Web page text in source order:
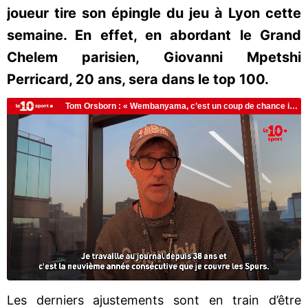
joueur tire son épingle du jeu à Lyon cette
semaine. En effet, en abordant le Grand
Chelem parisien, Giovanni Mpetshi
Perricard, 20 ans, sera dans le top 100.
Les derniers ajustements sont en train d’être